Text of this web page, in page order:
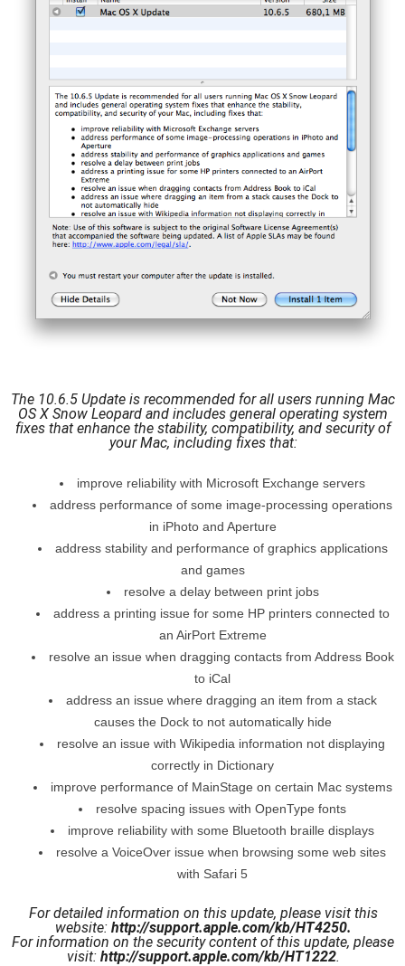
The 10.6.5 Update is recommended for all users running Mac
OS X Snow Leopard and includes general operating system
fixes that enhance the stability, compatibility, and security of
your Mac, including fixes that:
improve reliability with Microsoft Exchange servers
address performance of some image-processing operations
in iPhoto and Aperture
address stability and performance of graphics applications
and games
resolve a delay between print jobs
address a printing issue for some HP printers connected to
an AirPort Extreme
resolve an issue when dragging contacts from Address Book
to iCal
address an issue where dragging an item from a stack
causes the Dock to not automatically hide
resolve an issue with Wikipedia information not displaying
correctly in Dictionary
improve performance of MainStage on certain Mac systems
resolve spacing issues with OpenType fonts
improve reliability with some Bluetooth braille displays
resolve a VoiceOver issue when browsing some web sites
with Safari 5
For detailed information on this update, please visit this
website: http://support.apple.com/kb/HT4250.
For information on the security content of this update, please
visit: http://support.apple.com/kb/HT1222.